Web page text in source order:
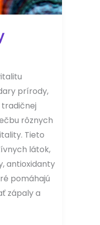
prírody,
rôznych
Tieto
látok,
antioxidanty
pomáhajú
zápaly a